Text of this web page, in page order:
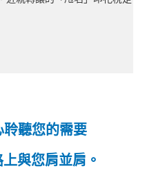
聽您的需要
與您肩並肩。